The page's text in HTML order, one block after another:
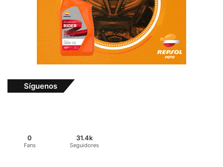
Síguenos
0
Fans
31.4k
Seguidores